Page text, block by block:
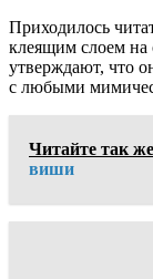
Приходилось
клеящим слоем
утверждают, что
с любыми
Читайте так
виши